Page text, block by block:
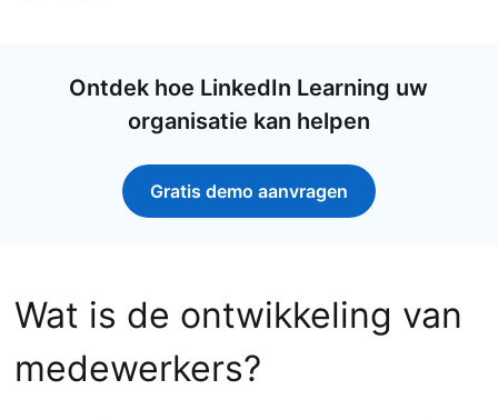
Ontdek hoe LinkedIn Learning uw
organisatie kan helpen
Gratis demo aanvragen
Wat is de ontwikkeling van
medewerkers?